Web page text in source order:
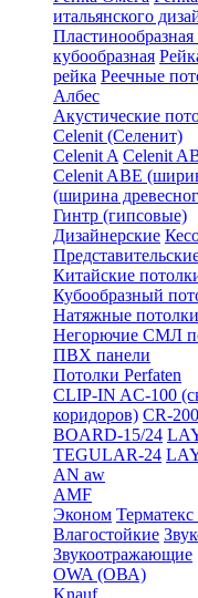
итальянского
Пластинообразная
кубообразная
рейка Реечные
Албес
Акустические
Celenit (Селенит)
Celenit A Celenit
Celenit ABE
(ширина
Гинтр (гипсовые)
Дизайнерские
Китайские
Кубообразный
Натяжные потолки
Негорючие СМЛ
ПВХ панели
Потолки Perfaten
CLIP-IN AC-100
коридоров) CR-
BOARD-15/24
TEGULAR-24
AN aw
AMF
Эконом
Влагостойкие
Звукоотражающие
OWA (ОВА)
Knauf